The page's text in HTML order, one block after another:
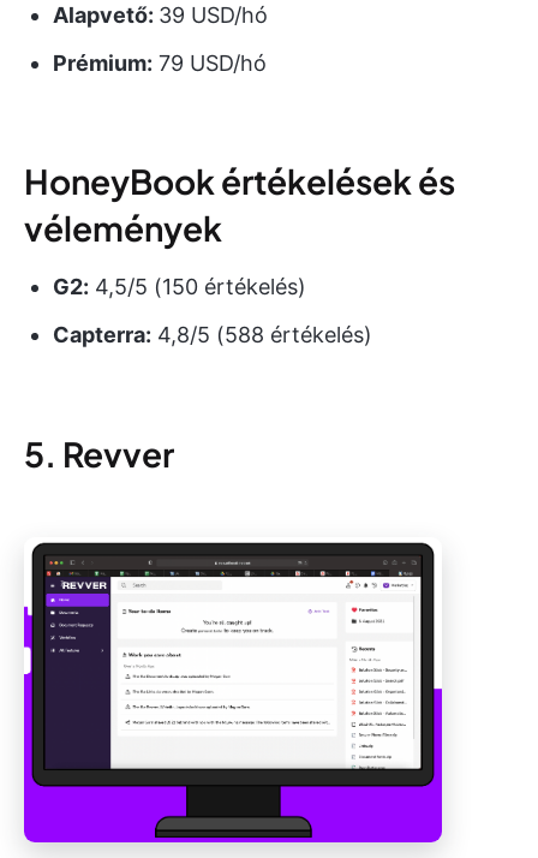
Alapvető: 39 USD/hó
Prémium: 79 USD/hó
HoneyBook értékelések és
vélemények
G2: 4,5/5 (150 értékelés)
Capterra: 4,8/5 (588 értékelés)
5. Revver